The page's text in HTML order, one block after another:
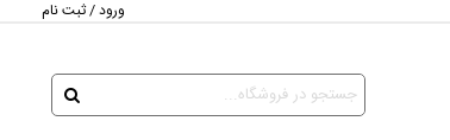
ورود / ثبت نام